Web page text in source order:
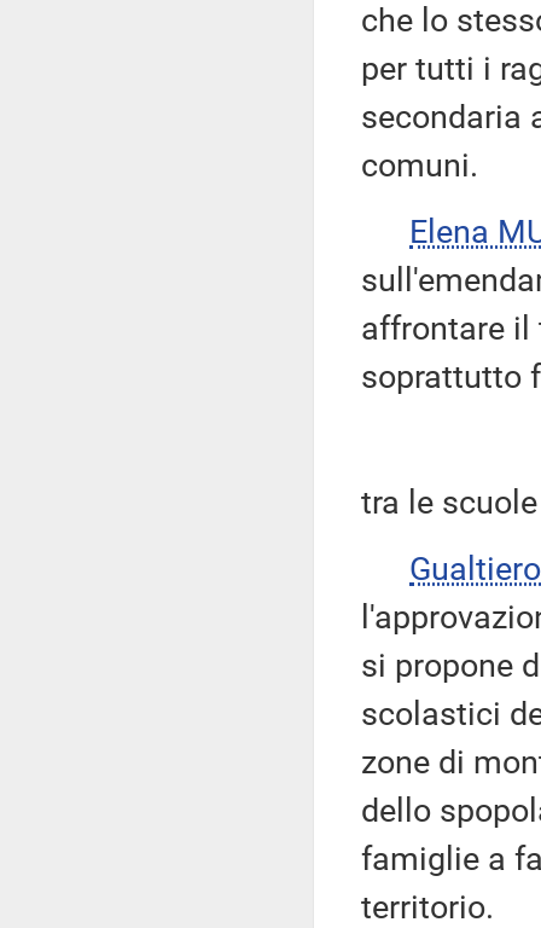
che lo
per tutti i
secondaria
comuni.
Elena
affrontare il
soprattutto
tra le
si propone
scolastici
zone di
dello
famiglie a
territorio.